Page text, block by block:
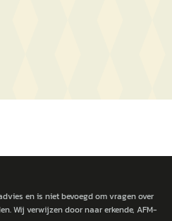
en is niet bevoegd om vragen over
Wij verwijzen door naar erkende, AFM-